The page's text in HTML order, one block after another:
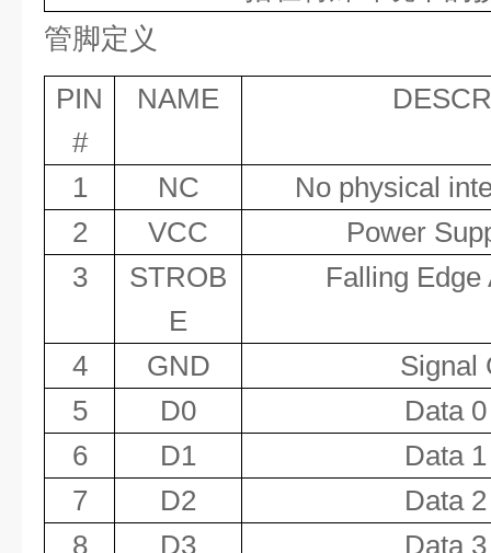
管脚定义
PIN
#
NAME
1 NC
No physical
2
VCC
Power
3
STROB
E
Falling
4 GND
Signal
5
D0
Data
6
D1
Data
7
D2
Data
8
D3 Data